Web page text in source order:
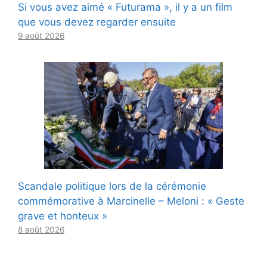
Si vous avez aimé « Futurama », il y a un film
que vous devez regarder ensuite
9 août 2026
Scandale politique lors de la cérémonie
commémorative à Marcinelle – Meloni : « Geste
grave et honteux »
8 août 2026